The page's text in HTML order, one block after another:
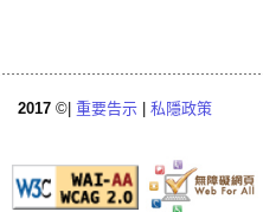
2017 ©| 重要告示 | 私隱政策